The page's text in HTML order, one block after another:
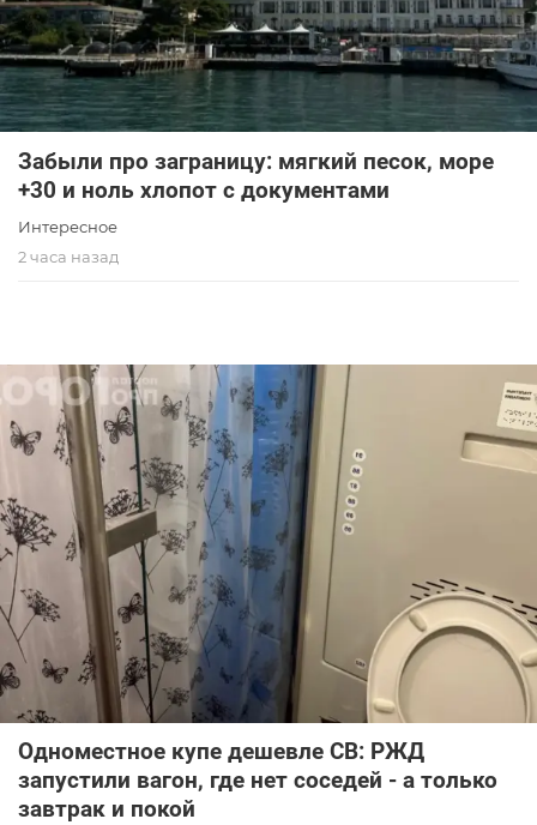
Забыли про заграницу: мягкий песок, море
+30 и ноль хлопот с документами
Интересное
2 часа назад
Одноместное купе дешевле СВ: РЖД
запустили вагон, где нет соседей - а только
завтрак и покой